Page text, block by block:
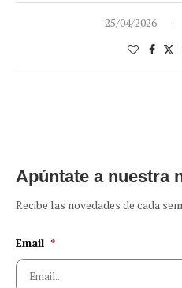
25/04/2026
Apúntate a nuestra
Recibe las novedades de cada
Email *